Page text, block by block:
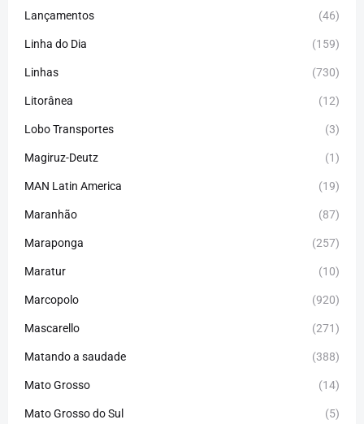
Lançamentos (46)
Linha do Dia (159)
Linhas (730)
Litorânea (12)
Lobo Transportes (3)
Magiruz-Deutz (1)
MAN Latin America (19)
Maranhão (87)
Maraponga (257)
Maratur (10)
Marcopolo (920)
Mascarello (271)
Matando a saudade (388)
Mato Grosso (14)
Mato Grosso do Sul (5)